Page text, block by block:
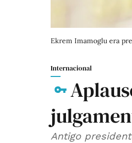
Ekrem Imamoglu era
Internacional
Antigo